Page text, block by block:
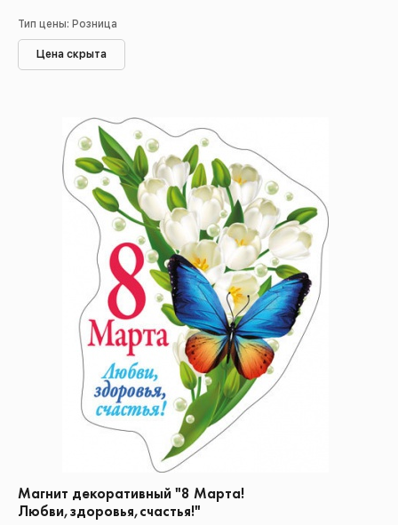
Тип цены: Розница
Цена скрыта
Магнит декоративный "8 Марта!
Любви,здоровья,счастья!"